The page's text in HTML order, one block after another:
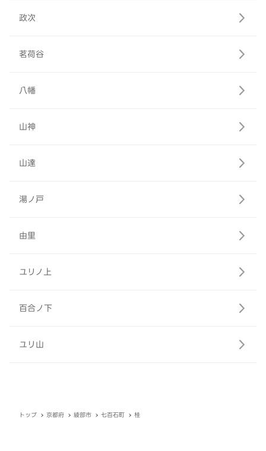
政次
茗荷谷
八幡
山神
山達
湯ノ戸
由里
ユリノ上
百合ノ下
ユリ山
トップ 京都府 綾部市 七百石町 桂